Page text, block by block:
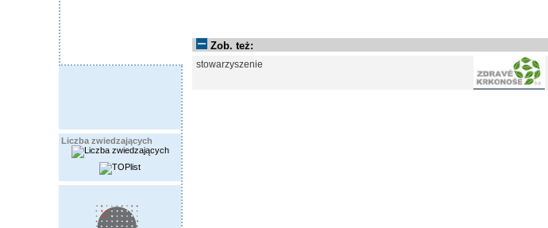
Liczba zwiedzających
Zob. też:
stowarzyszenie